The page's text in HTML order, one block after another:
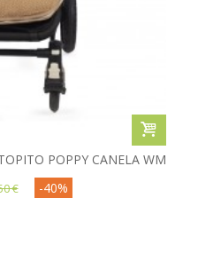
POPPY CANELA WM
€ -40%